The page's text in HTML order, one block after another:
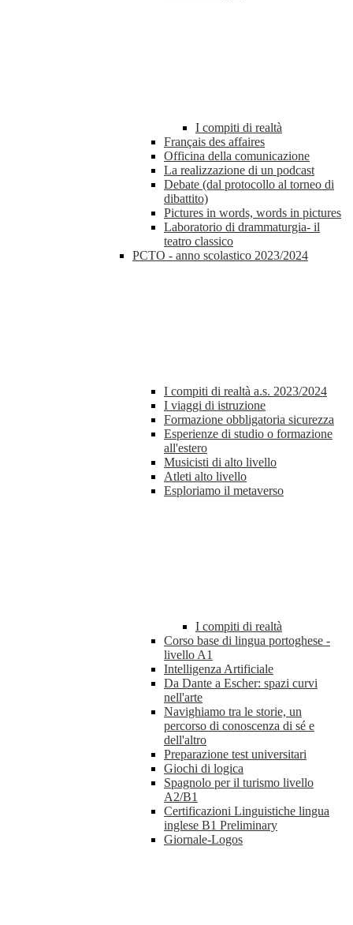
I compiti di realtà
Français des affaires
Officina della comunicazione
La realizzazione di un podcast
Debate (dal protocollo al torneo di
dibattito)
Pictures in words, words in pictures
Laboratorio di drammaturgia- il
teatro classico
PCTO - anno scolastico 2023/2024
I compiti di realtà a.s. 2023/2024
I viaggi di istruzione
Formazione obbligatoria sicurezza
Esperienze di studio o formazione
all'estero
Musicisti di alto livello
Atleti alto livello
Esploriamo il metaverso
I compiti di realtà
Corso base di lingua portoghese -
livello A1
Intelligenza Artificiale
Da Dante a Escher: spazi curvi
nell'arte
Navighiamo tra le storie, un
percorso di conoscenza di sé e
dell'altro
Preparazione test universitari
Giochi di logica
Spagnolo per il turismo livello
A2/B1
Certificazioni Linguistiche lingua
inglese B1 Preliminary
Giornale-Logos